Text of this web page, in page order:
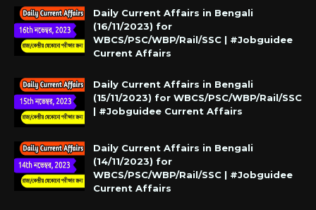
Daily Current Affairs in Bengali
(16/11/2023) for
WBCS/PSC/WBP/Rail/SSC | #Jobguidee
Current Affairs
Daily Current Affairs in Bengali
(15/11/2023) for WBCS/PSC/WBP/Rail/SSC
| #Jobguidee Current Affairs
Daily Current Affairs in Bengali
(14/11/2023) for
WBCS/PSC/WBP/Rail/SSC | #Jobguidee
Current Affairs